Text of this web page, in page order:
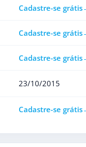
Cadastre-se grátis
Cadastre-se grátis
Cadastre-se grátis
23/10/2015
Cadastre-se grátis